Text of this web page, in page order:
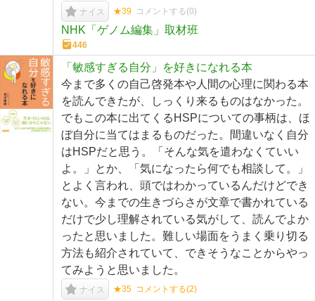
ナイス ★39 コメントする(0)
NHK「ゲノム編集」取材班
446
「敏感すぎる自分」を好きになれる本
今まで多くの自己啓発本や人間の心理に関わる本
を読んできたが、しっくり来るものはなかった。
でもこの本に出てくるHSPについての事柄は、ほ
ぼ自分に当てはまるものだった。間違いなく自分
はHSPだと思う。「そんな気を遣わなくていい
よ。」とか、「気になったら何でも相談して。」
とよく言われ、頭ではわかっているんだけどでき
ない。今までの生きづらさが文章で書かれている
だけで少し理解されている気がして、読んでよか
ったと思いました。難しい場面をうまく乗り切る
方法も紹介されていて、できそうなことからやっ
てみようと思いました。
ナイス ★35 コメントする(2)